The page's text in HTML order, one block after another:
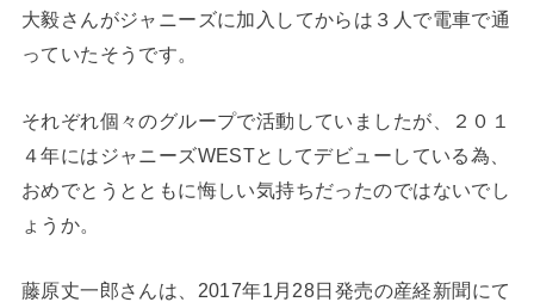
大毅さんがジャニーズに加入してからは３人で電車で通
っていたそうです。
それぞれ個々のグループで活動していましたが、２０１
４年にはジャニーズWESTとしてデビューしている為、
おめでとうとともに悔しい気持ちだったのではないでし
ょうか。
藤原丈一郎さんは、2017年1月28日発売の産経新聞にて